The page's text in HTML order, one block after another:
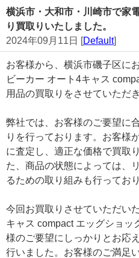
横浜市・大和市・川崎市で家
り買取りいたしました。
2024年09月11日 [Default]
お客様から、横浜市磯子区に
ビーカー オート4キャス
用品の買取りをさせていただ
弊社では、お客様のご要望に
りを行っております。お客様
に査定し、適正な価格で買取
た、商品の状態によっては、
るための取り組みも行っており
今回お買取りさせていただい
キャス compact エッグショッ
様のご要望にしっかりとお応
行いました。お客様のご満足